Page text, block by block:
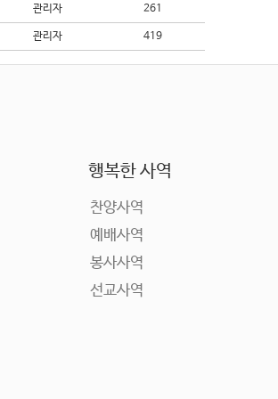
관리자 261
관리자 419
행복한 사역
찬양사역
예배사역
봉사사역
선교사역